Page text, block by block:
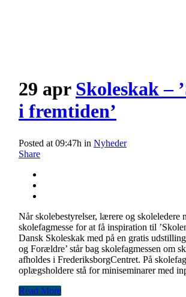
29 apr Skoleskak –
i fremtiden’
Posted at 09:47h in Nyheder
Share
Når skolebestyrelser, lærere og skoleledere
skolefagmesse for at få inspiration til
Dansk Skoleskak med på en gratis
og Forældre’ står bag skolefagmessen om
afholdes i FrederiksborgCentret. På
oplægsholdere stå for miniseminarer med
Read More